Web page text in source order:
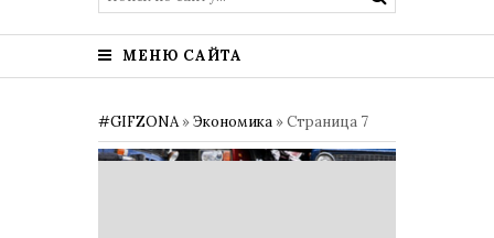
МЕНЮ САЙТА
#GIFZONA»Экономика » Страница 7